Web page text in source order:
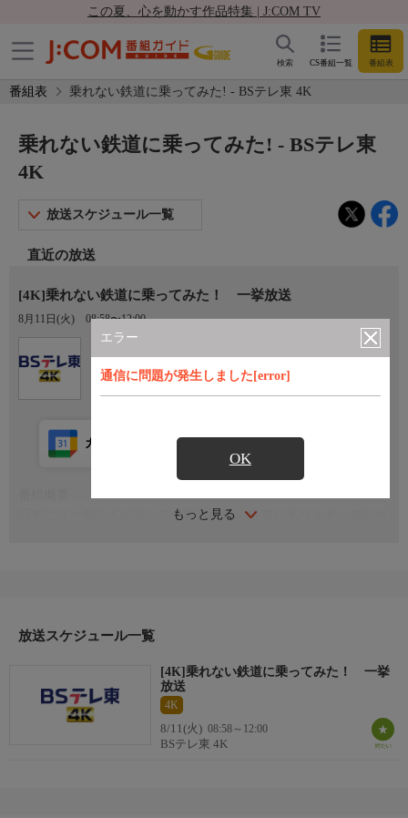
この夏、心を動かす作品特集 | J:COM TV
CS番組一覧 番組表
検索
番組表 乗れない鉄道に乗ってみた! - BSテレ東 4K
エラー
通信に問題が発生しました[error]
OK
乗れない鉄道に乗ってみた! - BSテレ東
4K
放送スケジュール一覧
直近の放送
[4K]乗れない鉄道に乗ってみた！ 一挙放送
8月11日(火) 08:58〜12:00
もっと見る
カレンダー登録 アプリ視聴
日本には一般の人が決して「乗れない」鉄道があります。知られ
放送スケジュール一覧
[4K]乗れない鉄道に乗ってみた！ 一挙
放送
4K
8/11(火) 08:58～12:00
BSテレ東 4K